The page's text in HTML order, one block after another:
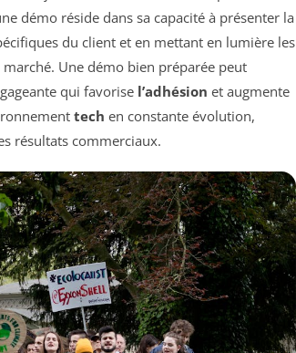
démo réside dans sa capacité à présenter la
du client et en mettant en lumière les
Une démo bien préparée peut
qui favorise l’adhésion et augmente
tech en constante évolution,
résultats commerciaux.